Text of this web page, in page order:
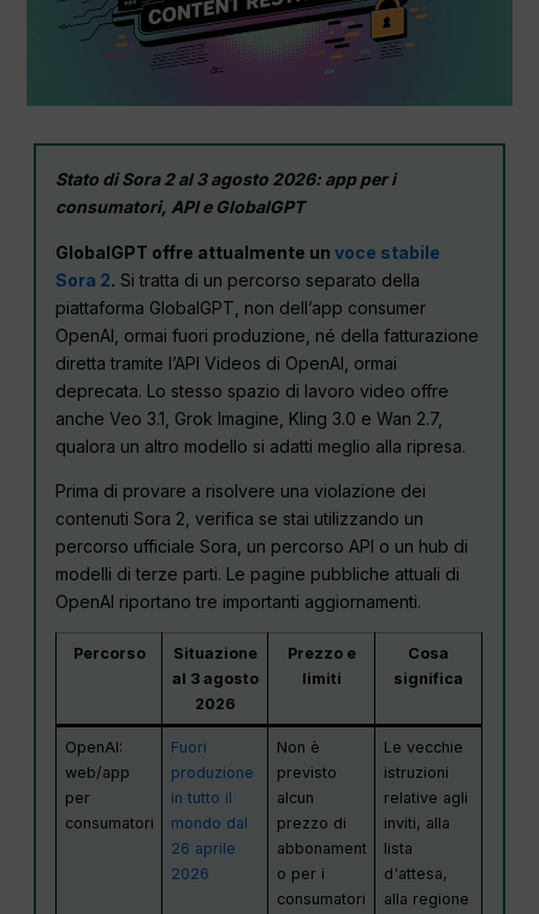
Stato di Sora 2 al 3 agosto 2026: app per i
consumatori, API e GlobalGPT
GlobalGPT offre attualmente unvoce stabile
Sora 2. Si tratta di un percorso separato della
piattaforma GlobalGPT, non dell’app consumer
OpenAI, ormai fuori produzione, né della fatturazione
diretta tramite l’API Videos di OpenAI, ormai
deprecata. Lo stesso spazio di lavoro video offre
anche Veo 3.1, Grok Imagine, Kling 3.0 e Wan 2.7,
qualora un altro modello si adatti meglio alla ripresa.
Prima di provare a risolvere una violazione dei
contenuti Sora 2, verifica se stai utilizzando un
percorso ufficiale Sora, un percorso API o un hub di
modelli di terze parti. Le pagine pubbliche attuali di
OpenAI riportano tre importanti aggiornamenti.
Percorso
Situazione
al 3 agosto
2026
Prezzo e
limiti
Cosa
significa
OpenAI:
web/app
per
consumatori
Fuori
produzione
in tutto il
mondo dal
26 aprile
2026
Non è
previsto
alcun
prezzo di
abbonament
o per i
consumatori
Le vecchie
istruzioni
relative agli
inviti, alla
lista
d'attesa,
alla regione